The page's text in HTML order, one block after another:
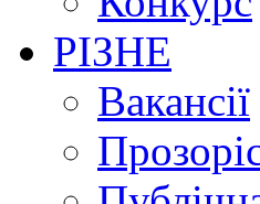
РІЗНЕ
Вакансії